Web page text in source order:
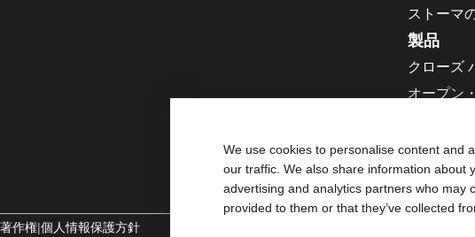
We use cookies to personalise content and
our traffic. We also share information about
advertising and analytics partners who may
provided to them or that they’ve collected
ストーマ
製品
クローズ
オープン
二品系面
アクセサ
安全デー
著作権 個人情報保護方針